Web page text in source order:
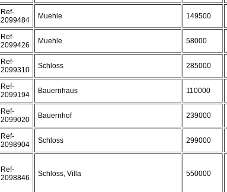
Ref-
2099484
Muehle 149500
Ref-
2099426
Muehle 58000
Ref-
2099310
Schloss 285000
Ref-
2099194
Bauernhaus 110000
Ref-
2099020
Bauernhof 239000
Ref-
2098904
Schloss 299000
Ref-
2098846
Schloss, Villa 550000